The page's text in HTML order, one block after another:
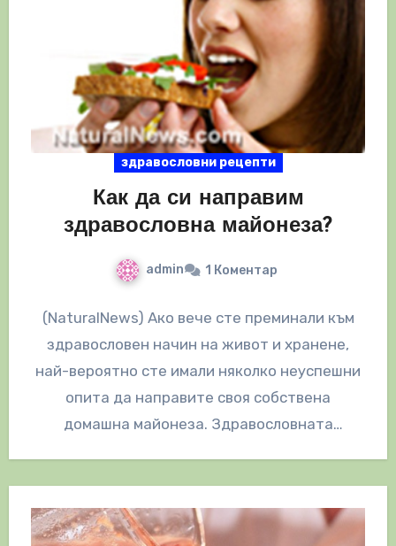
здравословни рецепти
Как да си направим
здравословна майонеза?
admin 1 Коментар
(NaturalNews) Ако вече сте преминали към
здравословен начин на живот и хранене,
най-вероятно сте имали няколко неуспешни
опита да направите своя собствена
домашна майонеза. Здравословната